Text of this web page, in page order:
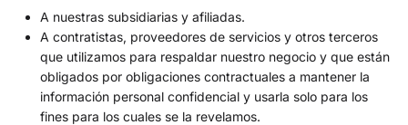
A nuestras subsidiarias y afiliadas.
A contratistas, proveedores de servicios y otros terceros
que utilizamos para respaldar nuestro negocio y que están
obligados por obligaciones contractuales a mantener la
información personal confidencial y usarla solo para los
fines para los cuales se la revelamos.